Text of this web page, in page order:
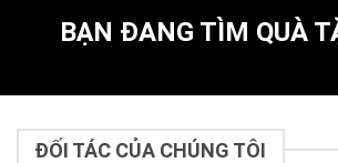
BẠN ĐANG TÌM QUÀ
ĐỐI TÁC CỦA CHÚNG TÔI